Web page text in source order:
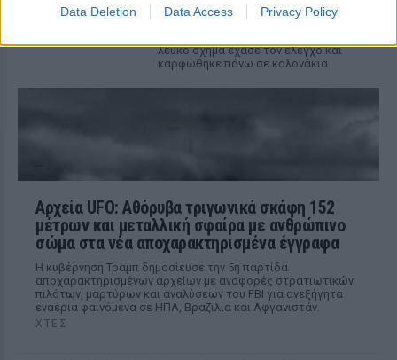
Data Deletion Data Access Privacy Policy
ΧΤΕΣ
λευκό όχημα έχασε τον έλεγχο και
καρφώθηκε πάνω σε κολονάκια.
Αρχεία UFO: Αθόρυβα τριγωνικά σκάφη 152
μέτρων και μεταλλική σφαίρα με ανθρώπινο
σώμα στα νέα αποχαρακτηρισμένα έγγραφα
Η κυβέρνηση Τραμπ δημοσίευσε την 5η παρτίδα
αποχαρακτηρισμένων αρχείων με αναφορές στρατιωτικών
πιλότων, μαρτύρων και αναλύσεων του FBI για ανεξήγητα
εναέρια φαινόμενα σε ΗΠΑ, Βραζιλία και Αφγανιστάν.
ΧΤΕΣ